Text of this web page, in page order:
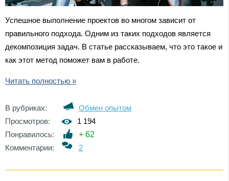
Успешное выполнение проектов во многом зависит от
правильного подхода. Одним из таких подходов является
декомпозиция задач. В статье рассказываем, что это такое и
как этот метод поможет вам в работе.
Читать полностью »
В рубриках:
Обмен опытом
Просмотров:
1 194
Понравилось:
+ 62
Комментарии:
2